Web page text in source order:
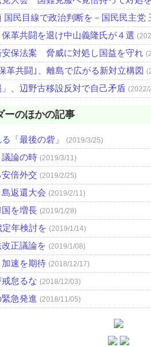
国民目線で政治判断を－国民民主党
革共闘を退け中山義隆氏が４選
安保法案 脅威に対処し国益を守れ
革共闘｣、離島で広がる新対立構図
」、辺野古移設反対で自己矛盾 (2022/
ーのほかの記事
「最後の砦」 (2019/3/25)
議論の時 (2019/3/11)
倍外交 (2019/2/25)
返還大会 (2019/2/11)
を増長 (2019/1/28)
定年検討を (2019/1/14)
正議論を (2019/1/08)
速を期待 (2018/12/17)
怠るな (2018/12/03)
急発進 (2018/11/05)